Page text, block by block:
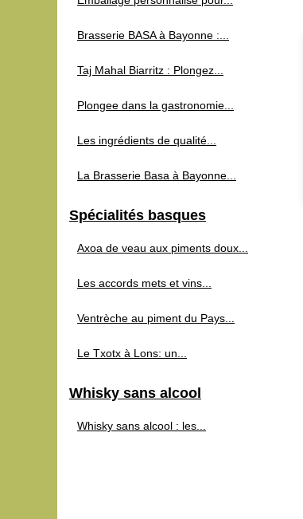
Brasserie BASA à Bayonne :...
Taj Mahal Biarritz : Plongez...
Plongee dans la gastronomie...
Les ingrédients de qualité...
La Brasserie Basa à Bayonne...
Spécialités basques
Axoa de veau aux piments doux...
Les accords mets et vins...
Ventrèche au piment du Pays...
Le Txotx à Lons: un...
Whisky sans alcool
Whisky sans alcool : les...